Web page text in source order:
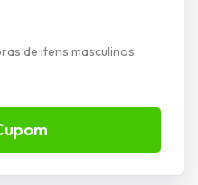
de itens masculinos